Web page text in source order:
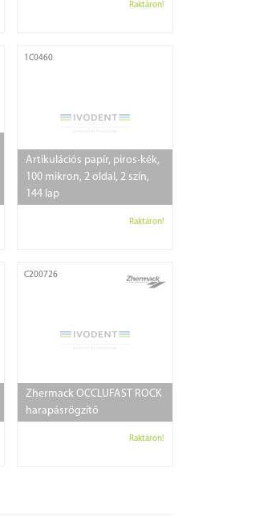
Raktáron!
1C0460
Artikulációs papír, piros-kék,
100 mikron, 2 oldal, 2 szín,
144 lap
Raktáron!
C200726
Zhermack OCCLUFAST ROCK
harapásrögzítő
Raktáron!